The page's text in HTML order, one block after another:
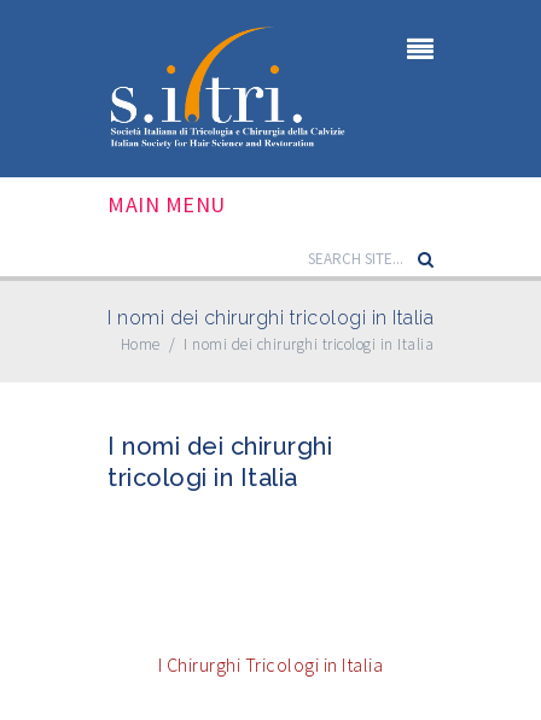
MAIN MENU
I nomi dei chirurghi tricologi in Italia
Home / I nomi dei chirurghi tricologi in Italia
I nomi dei chirurghi
tricologi in Italia
I Chirurghi Tricologi in Italia